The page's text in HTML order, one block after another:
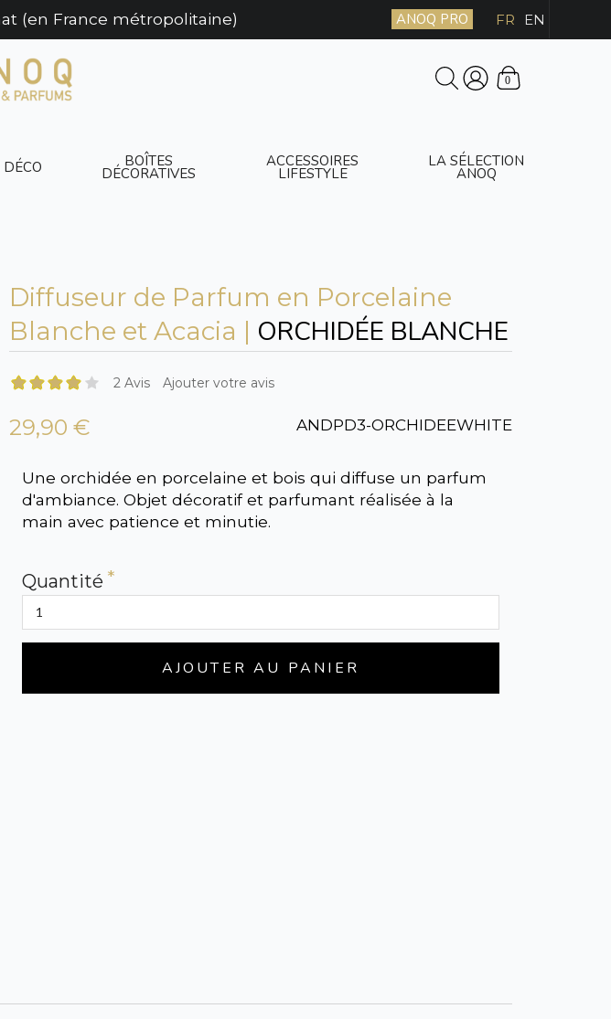
(en France métropolitaine) ANOQ PRO FR EN
0
DÉCO BOÎTES
DÉCORATIVES
ACCESSOIRES
LIFESTYLE
LA SÉLECTION
ANOQ
Diffuseur de Parfum en Porcelaine
Blanche et Acacia | ORCHIDÉE BLANCHE
2 Avis Ajouter votre avis
29,90 € ANDPD3-ORCHIDEEWHITE
Une orchidée en porcelaine et bois qui diffuse un parfum
d'ambiance. Objet décoratif et parfumant réalisée à la
main avec patience et minutie.
Quantité
AJOUTER AU PANIER